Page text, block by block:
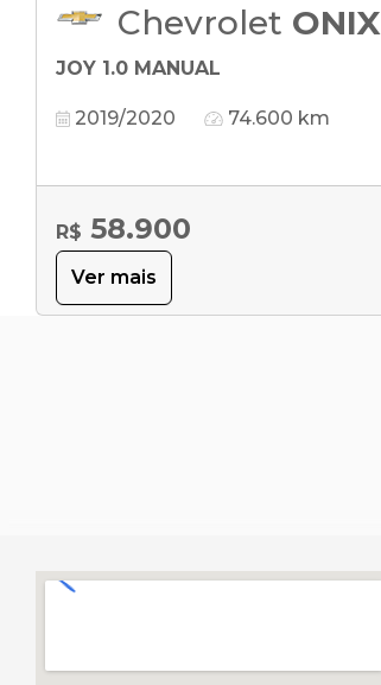
Chevrolet ONIX
JOY 1.0 MANUAL
2019/2020 74.600 km
R$ 58.900
Ver mais